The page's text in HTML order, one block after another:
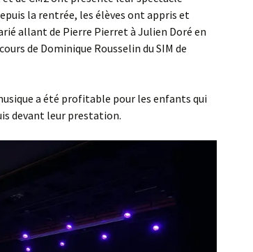
Equipe 2017-2018
Equipe 2016-2017
Equipe 2014-2015
des « monstres » – juin
2018
Visite à la ferme – juillet
Février 2017 – Musiques
et danses bretonnes
Courir pour ELA – octobre
2016
Sortie à Saint-Malo – juin
la rentrée, les élèves ont appris et
allant de Pierre Pierret à Julien Doré en
de Dominique Rousselin du SIM de
a été profitable pour les enfants qui
devant leur prestation.